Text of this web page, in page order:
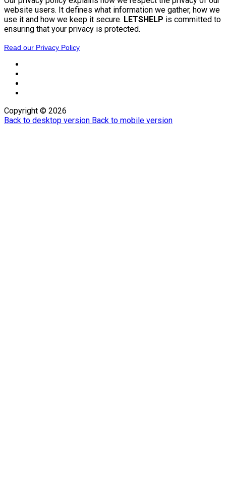
website users. It defines what information we gather, how we
use it and how we keep it secure. LETSHELP is committed to
ensuring that your privacy is protected.
Read our Privacy Policy
Copyright © 2026
Back to desktop version Back to mobile version